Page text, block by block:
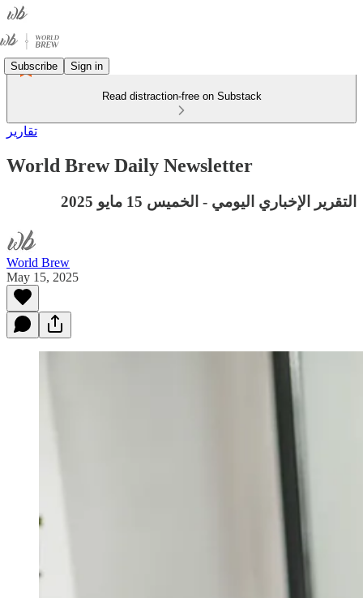
Subscribe Sign in
Read distraction-free on Substack
تقارير
World Brew Daily Newsletter
التقرير الإخباري اليومي - الخميس 15 مايو 2025
World Brew
May 15, 2025